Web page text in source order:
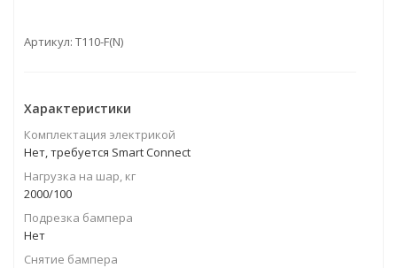
Артикул: T110-F(N)
Характеристики
Комплектация электрикой
Нет, требуется Smart Connect
Нагрузка на шар, кг
2000/100
Подрезка бампера
Нет
Снятие бампера